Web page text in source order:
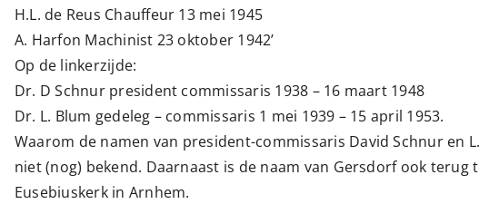
H.L. de Reus Chauffeur 13 mei 1945
A. Harfon Machinist 23 oktober 1942’
Op de linkerzijde:
Dr. D Schnur president commissaris 1938 – 16 maart 1948
Dr. L. Blum gedeleg – commissaris 1 mei 1939 – 15 april 1953.
Waarom de namen van president-commissaris David Schnur en
niet (nog) bekend. Daarnaast is de naam van Gersdorf ook terug
Eusebiuskerk in Arnhem.